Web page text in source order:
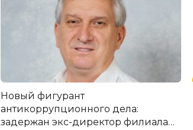
Новый фигурант
антикоррупционного дела:
задержан экс-директор филиала